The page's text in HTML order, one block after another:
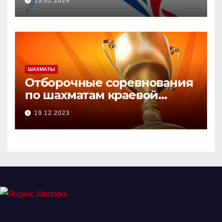
ШАХМАТЫ
Отборочные соревнования
по шахматам краевой
зимней Олимпиады.
19.12.2023